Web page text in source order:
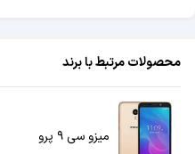
محصولات مرتبط با برند
میزو سی ۹ پرو